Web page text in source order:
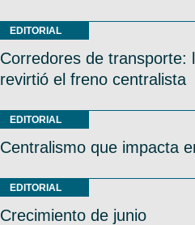
EDITORIAL
Corredores de transporte:
revirtió el freno centralista
EDITORIAL
Centralismo que impacta
EDITORIAL
Crecimiento de junio